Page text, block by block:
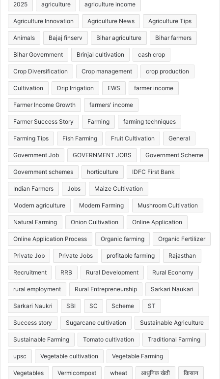
2025 agriculture agriculture income
Agriculture Innovation Agriculture News Agriculture Tips
Animals Bajaj finserv Bihar agriculture Bihar farmers
Bihar Government Brinjal cultivation cash crop
Crop Diversification Crop management crop production
Cultivation Drip Irrigation EWS farmer income
Farmer Income Growth farmers' income
Farmer Success Story Farming farming techniques
Farming Tips Fish Farming Fruit Cultivation General
Government Job GOVERNMENT JOBS Government Scheme
Government schemes horticulture IDFC First Bank
Indian Farmers Jobs Maize Cultivation
Modern agriculture Modern Farming Mushroom Cultivation
Natural Farming Onion Cultivation Online Application
Online Application Process Organic farming Organic Fertilizer
Private Job Private Jobs profitable farming Rajasthan
Recruitment RRB Rural Development Rural Economy
rural employment Rural Entrepreneurship Sarkari Naukari
Sarkari Naukri SBI SC Scheme ST
Success story Sugarcane cultivation Sustainable Agriculture
Sustainable Farming Tomato cultivation Traditional Farming
upsc Vegetable cultivation Vegetable Farming
Vegetables Vermicompost wheat आधुनिक खेती किसान